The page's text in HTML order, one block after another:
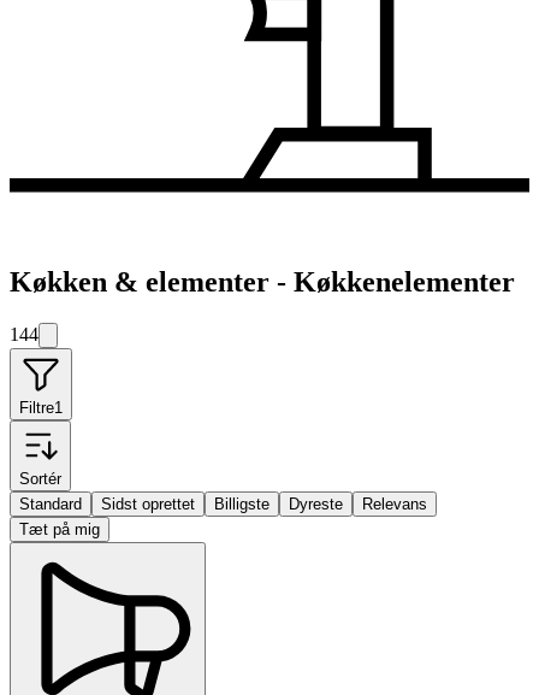
Køkken & elementer - Køkkenelementer
144
Filtre1
Sortér
Standard
Sidst oprettet Billigste Dyreste
Relevans
Tæt på mig